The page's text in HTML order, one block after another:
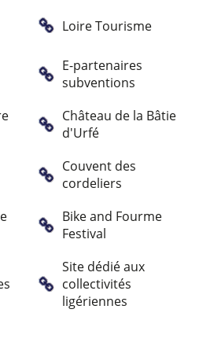
Loire Tourisme
E-partenaires
subventions
Château de la Bâtie
d'Urfé
Couvent des
cordeliers
Bike and Fourme
Festival
Site dédié aux
collectivités
ligériennes